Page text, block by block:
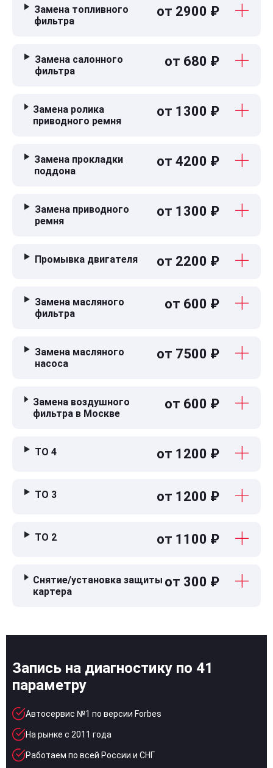
Замена топливного
фильтра
от 2900 ₽
Замена салонного
фильтра
от 680 ₽
Замена ролика
приводного ремня
от 1300 ₽
Замена прокладки
поддона
от 4200 ₽
Замена приводного
ремня
от 1300 ₽
Промывка двигателя от 2200 ₽
Замена масляного
фильтра
от 600 ₽
Замена масляного
насоса
от 7500 ₽
Замена воздушного
фильтра в Москве
от 600 ₽
ТО 4 от 1200 ₽
ТО 3 от 1200 ₽
ТО 2 от 1100 ₽
Снятие/установка защиты
картера
от 300 ₽
Запись на диагностику по 41
параметру
Автосервис №1 по версии Forbes
На рынке с 2011 года
Работаем по всей России и СНГ